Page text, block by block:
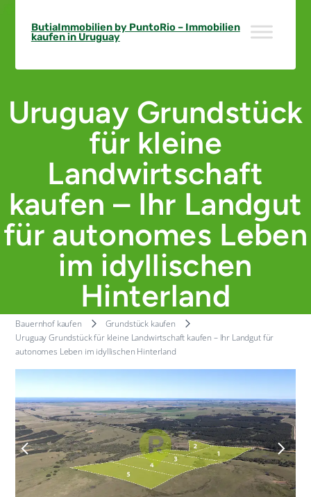
content
ButiaImmobilien by PuntoRio – Immobilien
kaufen in Uruguay
Uruguay Grundstück
für kleine
Landwirtschaft
kaufen – Ihr Landgut
für autonomes Leben
im idyllischen
Hinterland
Bauernhof kaufen
Grundstück kaufen
Uruguay Grundstück für kleine Landwirtschaft kaufen – Ihr Landgut für
autonomes Leben im idyllischen Hinterland